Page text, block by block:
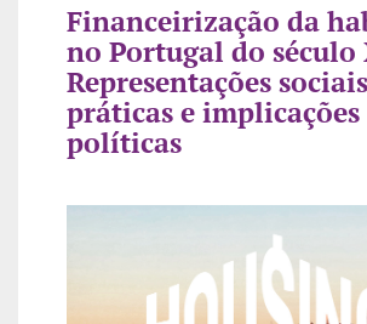
Financeirização da
no Portugal do século
Representações
práticas e implicações
políticas